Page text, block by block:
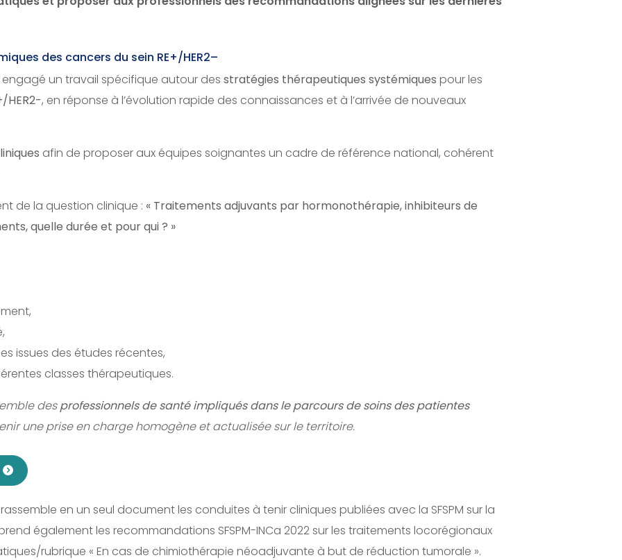
des cancers du sein RE+/HER2–
engagé un travail spécifique autour des stratégies thérapeutiques systémiques pour les
HER2-, en réponse à l’évolution rapide des connaissances et à l’arrivée de nouveaux
afin de proposer aux équipes soignantes un cadre de référence national, cohérent
de la question clinique : « Traitements adjuvants par hormonothérapie, inhibiteurs de
quelle durée et pour qui ? »
issues des études récentes,
classes thérapeutiques.
desprofessionnels de santé impliqués dans le parcours de soins des patientes
une prise en charge homogène et actualisée sur le territoire.
en un seul document les conduites à tenir cliniques publiées avec la SFSPM sur la
également les recommandations SFSPM-INCa 2022 sur les traitements locorégionaux
rubrique « En cas de chimiothérapie néoadjuvante à but de réduction tumorale ».